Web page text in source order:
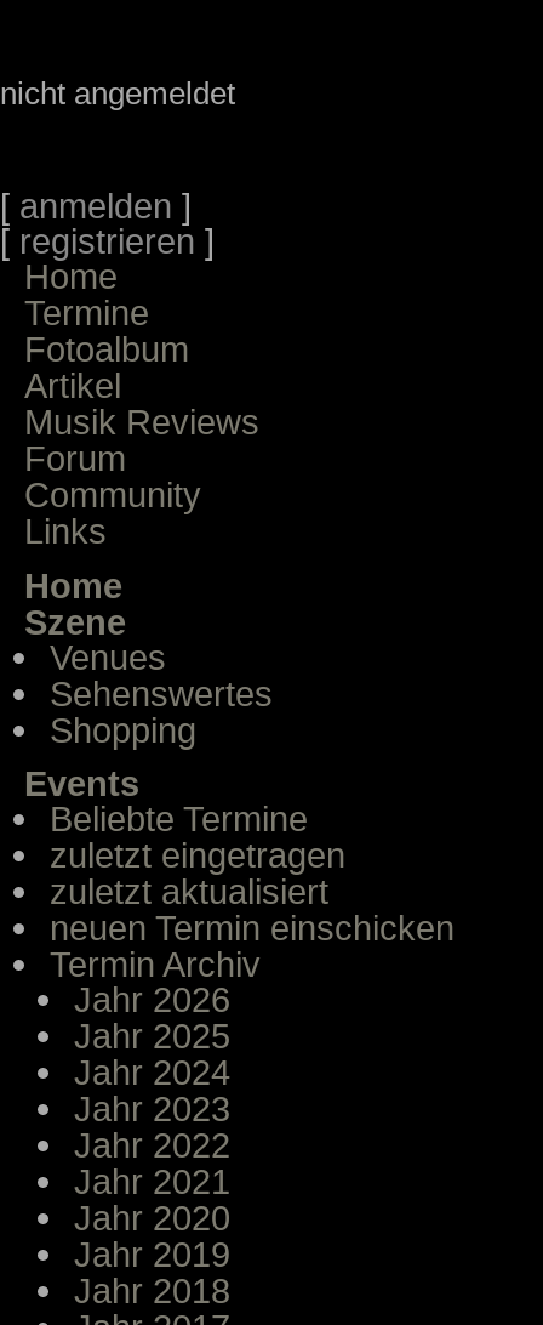
nicht angemeldet
[ anmelden ]
[ registrieren ]
Home
Termine
Fotoalbum
Artikel
Musik Reviews
Forum
Community
Links
Home
Szene
Venues
Sehenswertes
Shopping
Events
Beliebte Termine
zuletzt eingetragen
zuletzt aktualisiert
neuen Termin einschicken
Termin Archiv
Jahr 2026
Jahr 2025
Jahr 2024
Jahr 2023
Jahr 2022
Jahr 2021
Jahr 2020
Jahr 2019
Jahr 2018